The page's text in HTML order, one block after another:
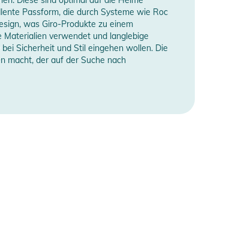
Passform, die durch Systeme wie Roc
was Giro-Produkte zu einem
verwendet und langlebige
Sicherheit und Stil eingehen wollen. Die
macht, der auf der Suche nach